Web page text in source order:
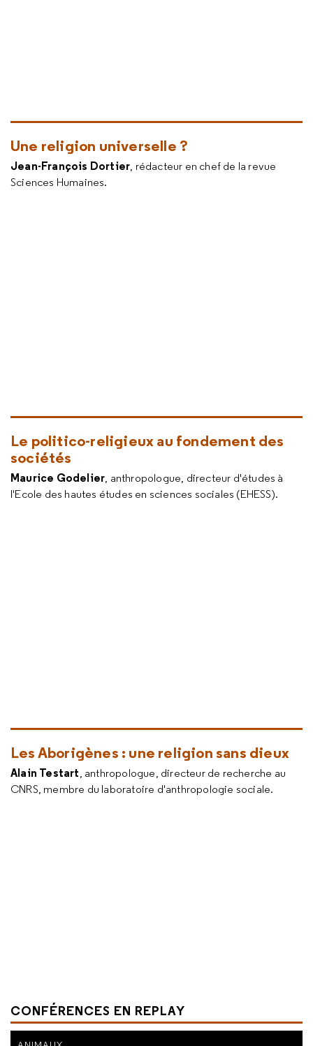
Une religion universelle ?
Jean-François Dortier, rédacteur en chef de la revue
Sciences Humaines.
Le politico-religieux au fondement des
sociétés
Maurice Godelier, anthropologue, directeur d'études à
l'Ecole des hautes études en sciences sociales (EHESS).
Les Aborigènes : une religion sans dieux
Alain Testart, anthropologue, directeur de recherche au
CNRS, membre du laboratoire d'anthropologie sociale.
CONFÉRENCES EN REPLAY